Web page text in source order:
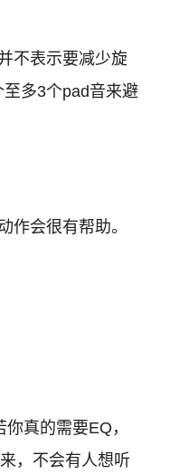
不表示要减少旋
多3个pad音来避
作会很有帮助。
真的需要EQ，
，不会有人想听